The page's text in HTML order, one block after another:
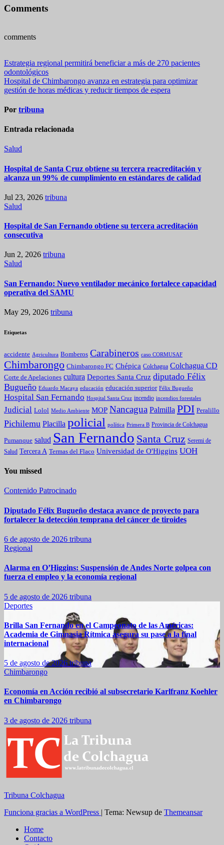
Comments
comments
Navegación
de
entradas
Estrategia regional permitirá beneficiar a más de 270 pacientes
odontológicos
Hospital de Chimbarongo avanza en estrategia para optimizar
gestión de horas médicas y reducir tiempos de espera
Por tribuna
Entrada relacionada
Salud
Hospital de Santa Cruz obtiene su tercera reacreditación y
alcanza un 99% de cumplimiento en estándares de calidad
Jul 23, 2026 tribuna
Salud
Hospital de San Fernando obtiene su tercera acreditación
consecutiva
Jun 2, 2026 tribuna
Salud
San Fernando: Nuevo ventilador mecánico fortalece capacidad
operativa del SAMU
May 29, 2026 tribuna
Etiquetas
accidente Agricultura Bomberos Carabineros caso CORMUSAF
Chimbarongo Chimbarongo FC Chépica Colchagua Colchagua CD
Corte de Apelaciones cultura Deportes Santa Cruz diputado Félix
Bugueño Eduardo Macaya educación educación superior Félix Bugueño
Hospital San Fernando Hospital Santa Cruz incendio incendios forestales
Judicial Lolol Medio Ambiente MOP Nancagua Palmilla PDI Peralillo
Pichilemu Placilla policial política Primera B Provincia de Colchagua
Pumanque salud San Fernando Santa Cruz Seremi de
Salud Tercera A Termas del Flaco Universidad de O'Higgins UOH
You missed
Contenido Patrocinado
Diputado Félix Bugueño destaca avance de proyecto para
fortalecer la detección temprana del cáncer de tiroides
6 de agosto de 2026 tribuna
Regional
Alarma en O’Higgins: Suspensión de Andes Norte golpea con
fuerza el empleo y la economía regional
5 de agosto de 2026 tribuna
Deportes
Brilla San Fernando en el Campeonato de las Américas:
Academia de Gimnasia Rítmica asegura su pase a la final
internacional
5 de agosto de 2026tribuna
Chimbarongo
Economía en Acción recibió al subsecretario Karlfranz Koehler
en Chimbarongo
3 de agosto de 2026 tribuna
Tribuna Colchagua
Funciona gracias a WordPress | Tema: Newsup de Themeansar
Home
Contacto